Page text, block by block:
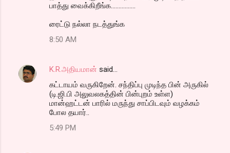
பாத்து வைக்கிறீங்க................
ரைட்டு நல்லா நடத்துங்க
8:50 AM
K.R.அதியமான் said…
கட்டாயம் வருகிறேன். சந்திப்பு முடிந்த பின் அருகில்
(டி.ஜி.பி அலுவலகத்தின் பின்புறம் உள்ள)
மான்ஹட்டன் பாரில் மருந்து சாப்பிடவும் வழக்கம்
போல தயார்..
5:49 PM